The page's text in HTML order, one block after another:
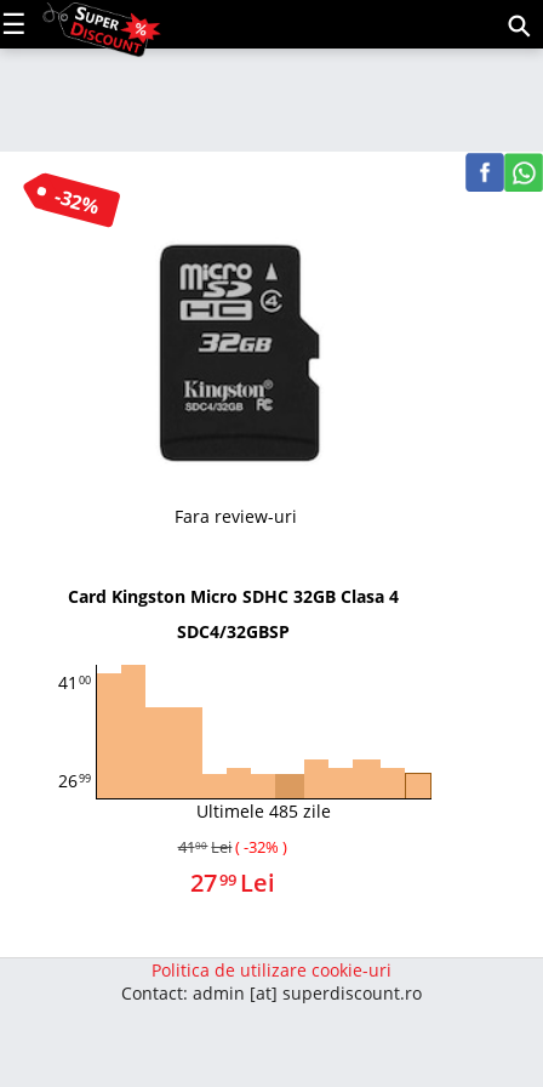
-32%
Fara review-uri
Card Kingston Micro SDHC 32GB Clasa 4
SDC4/32GBSP
41 00
2699
Ultimele 485 zile
4100 Lei( -32% )
2799 Lei
Politica de utilizare cookie-uri
Contact: admin [at] superdiscount.ro